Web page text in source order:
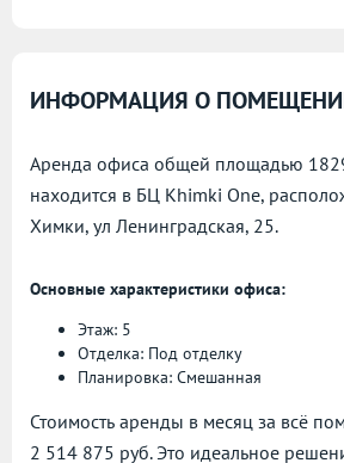
ИНФОРМАЦИЯ О
Аренда офиса общей площадью
находится в БЦ Khimki One,
Химки, ул Ленинградская, 25.
Основные характеристики офиса:
Этаж: 5
Отделка: Под отделку
Планировка: Смешанная
Стоимость аренды в месяц за всё
2 514 875 руб. Это идеальное